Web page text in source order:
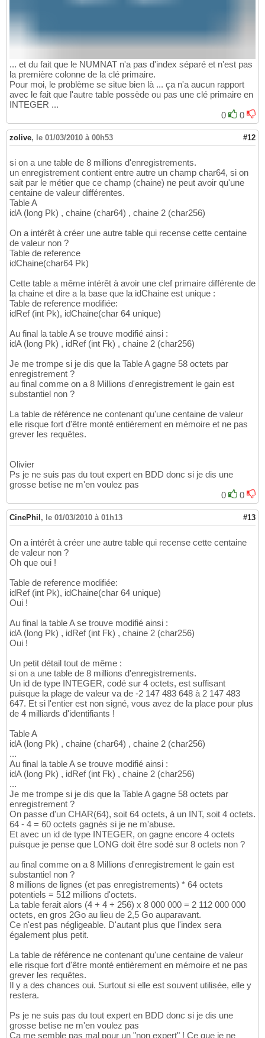
... et du fait que le NUMNAT n'a pas d'index séparé et n'est pas
la première colonne de la clé primaire.
Pour moi, le problème se situe bien là ... ça n'a aucun rapport
avec le fait que l'autre table possède ou pas une clé primaire en
INTEGER ...
0
0
zolive, le 01/03/2010 à 00h53 #12
si on a une table de 8 millions d'enregistrements.
un enregistrement contient entre autre un champ char64, si on
sait par le métier que ce champ (chaine) ne peut avoir qu'une
centaine de valeur différentes.
Table A
idA (long Pk) , chaine (char64) , chaine 2 (char256)
On a intérêt à créer une autre table qui recense cette centaine
de valeur non ?
Table de reference
idChaine(char64 Pk)
Cette table a même intérêt à avoir une clef primaire différente de
la chaine et dire a la base que la idChaine est unique :
Table de reference modifiée:
idRef (int Pk), idChaine(char 64 unique)
Au final la table A se trouve modifié ainsi :
idA (long Pk) , idRef (int Fk) , chaine 2 (char256)
Je me trompe si je dis que la Table A gagne 58 octets par
enregistrement ?
au final comme on a 8 Millions d'enregistrement le gain est
substantiel non ?
La table de référence ne contenant qu'une centaine de valeur
elle risque fort d'être monté entièrement en mémoire et ne pas
grever les requêtes.
Olivier
Ps je ne suis pas du tout expert en BDD donc si je dis une
grosse betise ne m'en voulez pas
0
0
CinePhil , le 01/03/2010 à 01h13 #13
On a intérêt à créer une autre table qui recense cette centaine
de valeur non ?
Oh que oui !
Table de reference modifiée:
idRef (int Pk), idChaine(char 64 unique)
Oui !
Au final la table A se trouve modifié ainsi :
idA (long Pk) , idRef (int Fk) , chaine 2 (char256)
Oui !
Un petit détail tout de même :
si on a une table de 8 millions d'enregistrements.
Un id de type INTEGER, codé sur 4 octets, est suffisant
puisque la plage de valeur va de -2 147 483 648 à 2 147 483
647. Et si l'entier est non signé, vous avez de la place pour plus
de 4 milliards d'identifiants !
Table A
idA (long Pk) , chaine (char64) , chaine 2 (char256)
...
Au final la table A se trouve modifié ainsi :
idA (long Pk) , idRef (int Fk) , chaine 2 (char256)
...
Je me trompe si je dis que la Table A gagne 58 octets par
enregistrement ?
On passe d'un CHAR(64), soit 64 octets, à un INT, soit 4 octets.
64 - 4 = 60 octets gagnés si je ne m'abuse.
Et avec un id de type INTEGER, on gagne encore 4 octets
puisque je pense que LONG doit être sodé sur 8 octets non ?
au final comme on a 8 Millions d'enregistrement le gain est
substantiel non ?
8 millions de lignes (et pas enregistrements) * 64 octets
potentiels = 512 millions d'octets.
La table ferait alors (4 + 4 + 256) x 8 000 000 = 2 112 000 000
octets, en gros 2Go au lieu de 2,5 Go auparavant.
Ce n'est pas négligeable. D'autant plus que l'index sera
également plus petit.
La table de référence ne contenant qu'une centaine de valeur
elle risque fort d'être monté entièrement en mémoire et ne pas
grever les requêtes.
Il y a des chances oui. Surtout si elle est souvent utilisée, elle y
restera.
Ps je ne suis pas du tout expert en BDD donc si je dis une
grosse betise ne m'en voulez pas
Ca me semble pas mal pour un "non expert" ! Ce que je ne